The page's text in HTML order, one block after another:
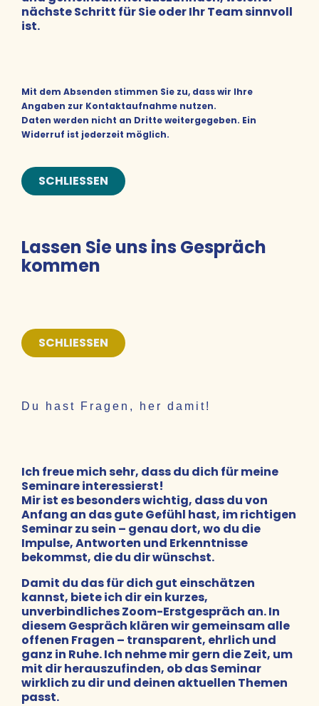
nächste Schritt für Sie oder Ihr Team sinnvoll
ist.
Mit dem Absenden stimmen Sie zu, dass wir Ihre
Angaben zur Kontaktaufnahme nutzen.
Daten werden nicht an Dritte weitergegeben. Ein
Widerruf ist jederzeit möglich.
SCHLIESSEN
Lassen Sie uns ins Gespräch
kommen
SCHLIESSEN
Du hast Fragen, her damit!
Ich freue mich sehr, dass du dich für meine
Seminare interessierst!
Mir ist es besonders wichtig, dass du von
Anfang an das gute Gefühl hast, im richtigen
Seminar zu sein – genau dort, wo du die
Impulse, Antworten und Erkenntnisse
bekommst, die du dir wünschst.
Damit du das für dich gut einschätzen
kannst, biete ich dir ein kurzes,
unverbindliches Zoom-Erstgespräch an. In
diesem Gespräch klären wir gemeinsam alle
offenen Fragen – transparent, ehrlich und
ganz in Ruhe. Ich nehme mir gern die Zeit, um
mit dir herauszufinden, ob das Seminar
wirklich zu dir und deinen aktuellen Themen
passt.